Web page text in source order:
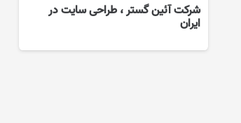
شرکت آئین گستر ، طراحی سایت در
ایران